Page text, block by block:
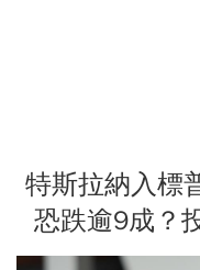
特斯拉納入
恐跌逾9成？